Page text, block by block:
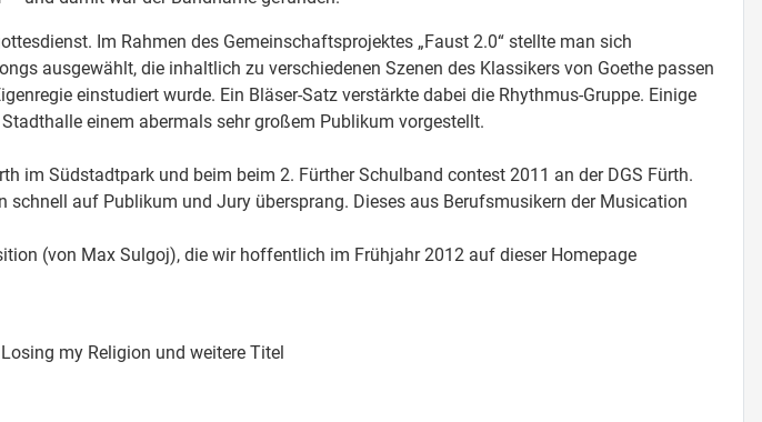
Im Rahmen des Gemeinschaftsprojektes „Faust 2.0“ stellte man sich
ausgewählt, die inhaltlich zu verschiedenen Szenen des Klassikers von Goethe passen
einstudiert wurde. Ein Bläser-Satz verstärkte dabei die Rhythmus-Gruppe. Einige
einem abermals sehr großem Publikum vorgestellt.
im Südstadtpark und beim beim 2. Fürther Schulband contest 2011 an der DGS Fürth.
auf Publikum und Jury übersprang. Dieses aus Berufsmusikern der Musication
(von Max Sulgoj), die wir hoffentlich im Frühjahr 2012 auf dieser Homepage
my Religion und weitere Titel